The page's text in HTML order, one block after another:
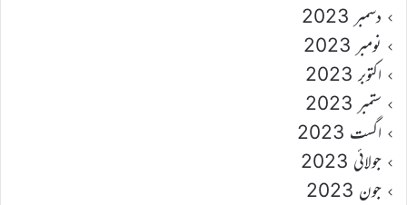
دسمبر 2023
نومبر 2023
اکتوبر 2023
ستمبر 2023
اگست 2023
جولائی 2023
جون 2023